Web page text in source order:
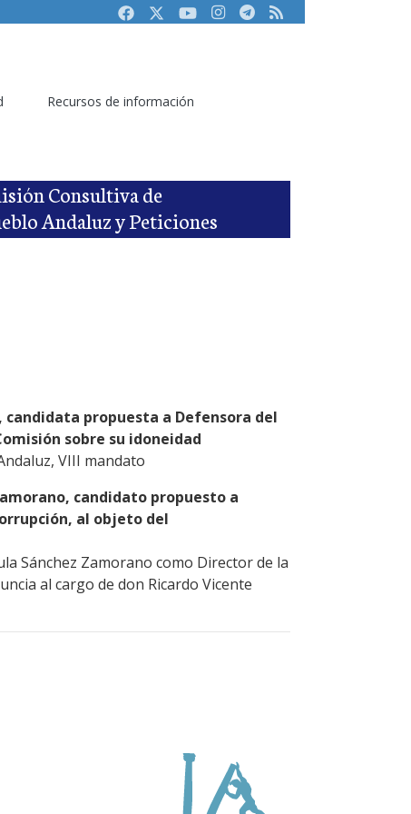
FacebookTwitterYoutubeInstagram
Telegram
RSS
Recursos de información
Consultiva de
Andaluz y Peticiones
candidata propuesta a Defensora del
sobre su idoneidad
VIII mandato
candidato propuesto a
al objeto del
Sánchez Zamorano como Director de la
al cargo de don Ricardo Vicente